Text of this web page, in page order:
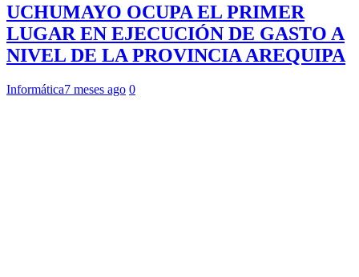
UCHUMAYO OCUPA EL PRIMER
LUGAR EN EJECUCIÓN DE GASTO A
NIVEL DE LA PROVINCIA AREQUIPA
Informática7 meses ago 0